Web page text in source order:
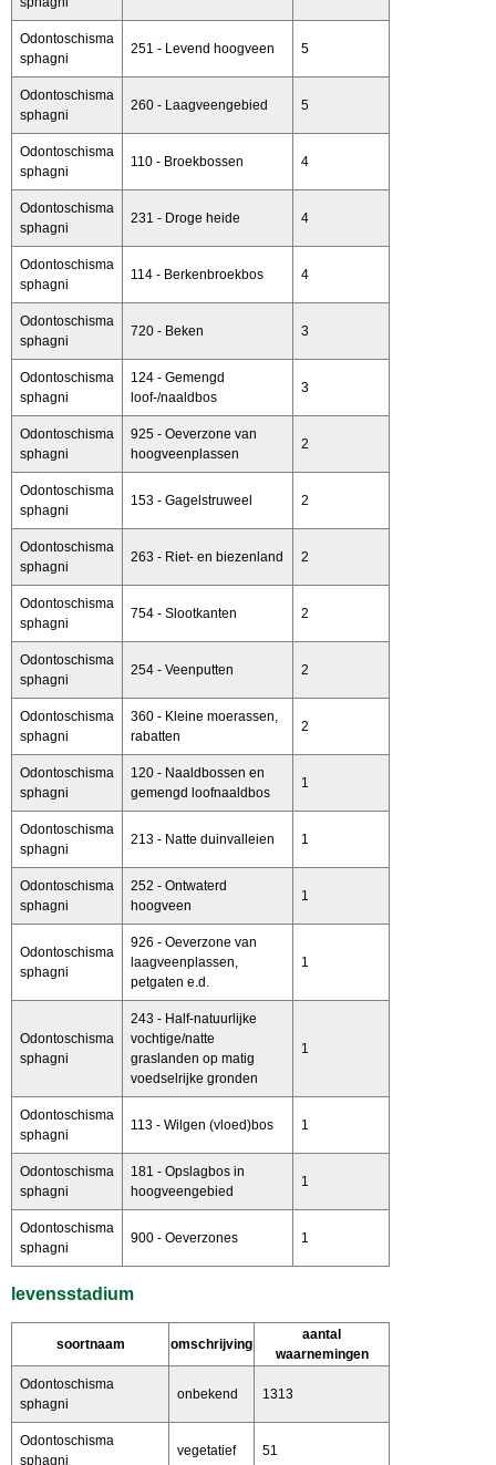
Odontoschisma
sphagni
251 - Levend hoogveen 5
Odontoschisma
sphagni
260 - Laagveengebied 5
Odontoschisma
sphagni
110 - Broekbossen 4
Odontoschisma
sphagni
231 - Droge heide 4
Odontoschisma
sphagni
114 - Berkenbroekbos 4
Odontoschisma
sphagni
720 - Beken 3
Odontoschisma
sphagni
124 - Gemengd
loof-/naaldbos
3
Odontoschisma
sphagni
925 - Oeverzone van
hoogveenplassen
2
Odontoschisma
sphagni
153 - Gagelstruweel 2
Odontoschisma
sphagni
263 - Riet- en biezenland 2
Odontoschisma
sphagni
754 - Slootkanten 2
Odontoschisma
sphagni
254 - Veenputten 2
Odontoschisma
sphagni
360 - Kleine moerassen,
rabatten
2
Odontoschisma
sphagni
120 - Naaldbossen en
gemengd loofnaaldbos
1
Odontoschisma
sphagni
213 - Natte duinvalleien 1
Odontoschisma
sphagni
252 - Ontwaterd
hoogveen
1
Odontoschisma
sphagni
926 - Oeverzone van
laagveenplassen,
petgaten e.d.
1
Odontoschisma
sphagni
243 - Half-natuurlijke
vochtige/natte
graslanden op matig
voedselrijke gronden
1
Odontoschisma
sphagni
113 - Wilgen (vloed)bos 1
Odontoschisma
sphagni
181 - Opslagbos in
hoogveengebied
1
Odontoschisma
sphagni
900 - Oeverzones 1
levensstadium
soortnaam omschrijving
aantal
waarnemingen
Odontoschisma
sphagni
onbekend 1313
Odontoschisma
sphagni
vegetatief 51